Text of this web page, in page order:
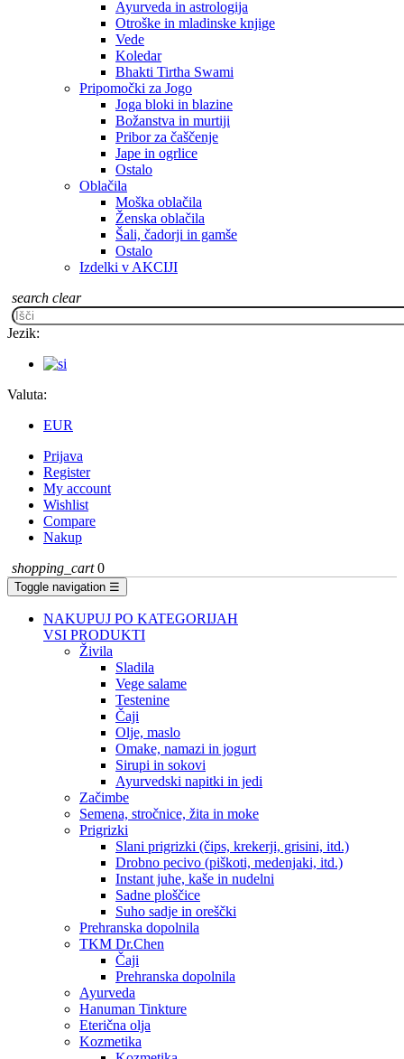
Ayurveda in astrologija
Otroške in mladinske knjige
Vede
Koledar
Bhakti Tirtha Swami
Pripomočki za Jogo
Joga bloki in blazine
Božanstva in murtiji
Pribor za čaščenje
Jape in ogrlice
Ostalo
Oblačila
Moška oblačila
Ženska oblačila
Šali, čadorji in gamše
Ostalo
Izdelki v AKCIJI
search clear
Jezik:
Valuta:
EUR
Prijava
Register
My account
Wishlist
Compare
Nakup
shopping_cart 0
Toggle navigation ☰
NAKUPUJ PO KATEGORIJAH
VSI PRODUKTI
Živila
Sladila
Vege salame
Testenine
Čaji
Olje, maslo
Omake, namazi in jogurt
Sirupi in sokovi
Ayurvedski napitki in jedi
Začimbe
Semena, stročnice, žita in moke
Prigrizki
Slani prigrizki (čips, krekerji, grisini, itd.)
Drobno pecivo (piškoti, medenjaki, itd.)
Instant juhe, kaše in nudelni
Sadne ploščice
Suho sadje in oreščki
Prehranska dopolnila
TKM Dr.Chen
Čaji
Prehranska dopolnila
Ayurveda
Hanuman Tinkture
Eterična olja
Kozmetika